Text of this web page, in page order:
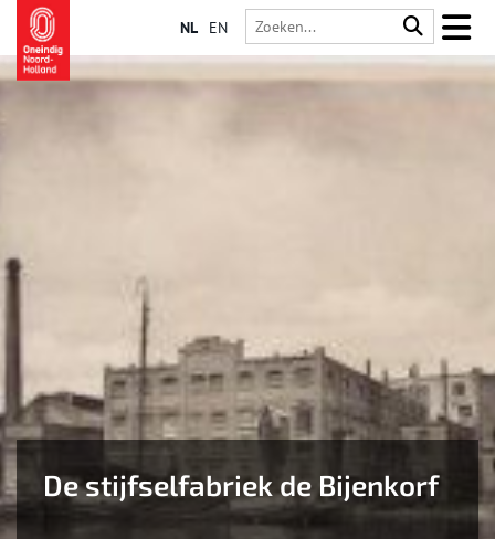
NL EN
De stijfselfabriek de Bijenkorf